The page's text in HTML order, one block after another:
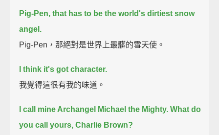
Pig-Pen, that has to be the world's dirtiest snow
angel.
Pig-Pen，那絕對是世界上最髒的雪天使。
I think it's got character.
我覺得這很有我的味道。
I call mine Archangel Michael the Mighty. What do
you call yours, Charlie Brown?